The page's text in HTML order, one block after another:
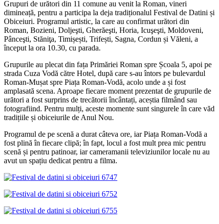
Grupuri de urători din 11 comune au venit la Roman, vineri
dimineață, pentru a participa la deja tradiționalul Festival de Datini și
Obiceiuri. Programul artistic, la care au confirmat urători din
Roman, Bozieni, Doljeşti, Gherăeşti, Horia, Icuşeşti, Moldoveni,
Pânceşti, Stăniţa, Timișești, Trifești, Sagna, Cordun și Văleni, a
început la ora 10.30, cu parada.
Grupurile au plecat din fața Primăriei Roman spre Școala 5, apoi pe
strada Cuza Vodă către Hotel, după care s-au întors pe bulevardul
Roman-Mușat spre Piața Roman-Vodă, acolo unde a și fost
amplasată scena. Aproape fiecare moment prezentat de grupurile de
urători a fost surprins de trecătorii încântați, aceștia filmând sau
fotografiind. Pentru mulți, aceste momente sunt singurele în care văd
tradițiile și obiceiurile de Anul Nou.
Programul de pe scenă a durat câteva ore, iar Piața Roman-Vodă a
fost plină în fiecare clipă; în fapt, locul a fost mult prea mic pentru
scenă și pentru patinoar, iar cameramanii televiziunilor locale nu au
avut un spațiu dedicat pentru a filma.